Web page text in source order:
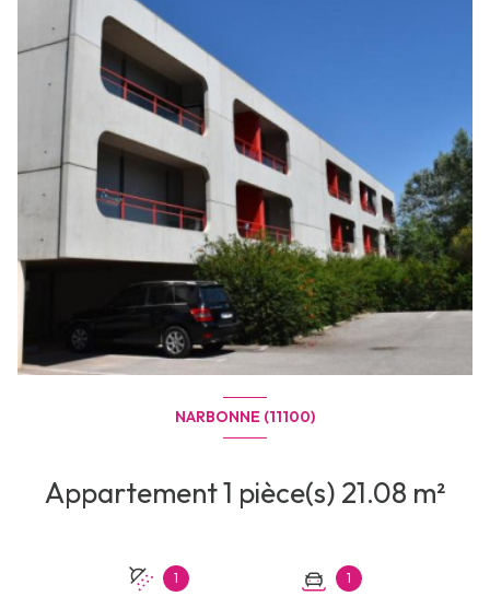
NARBONNE (11100)
Appartement 1 pièce(s) 21.08 m²
1 1